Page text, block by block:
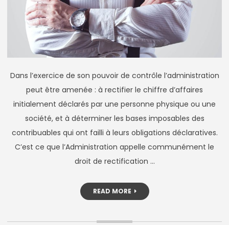
Dans l’exercice de son pouvoir de contrôle l’administration
peut être amenée : à rectifier le chiffre d’affaires
initialement déclarés par une personne physique ou une
société, et à déterminer les bases imposables des
contribuables qui ont failli à leurs obligations déclaratives.
C’est ce que l’Administration appelle communément le
droit de rectification …
READ MORE